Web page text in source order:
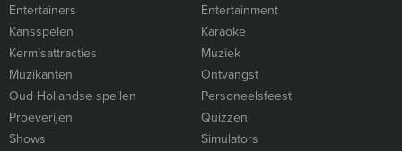
Entertainers
Entertainment
Kansspelen
Karaoke
Kermisattracties
Muziek
Muzikanten
Ontvangst
Oud Hollandse spellen
Personeelsfeest
Proeverijen
Quizzen
Shows
Simulators